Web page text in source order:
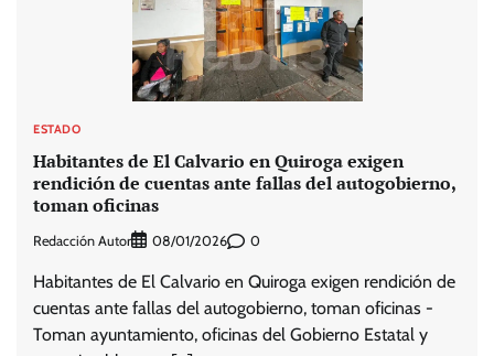
ESTADO
Habitantes de El Calvario en Quiroga exigen
rendición de cuentas ante fallas del autogobierno,
toman oficinas
Redacción Autor 08/01/2026 0
Habitantes de El Calvario en Quiroga exigen rendición de
cuentas ante fallas del autogobierno, toman oficinas -
Toman ayuntamiento, oficinas del Gobierno Estatal y